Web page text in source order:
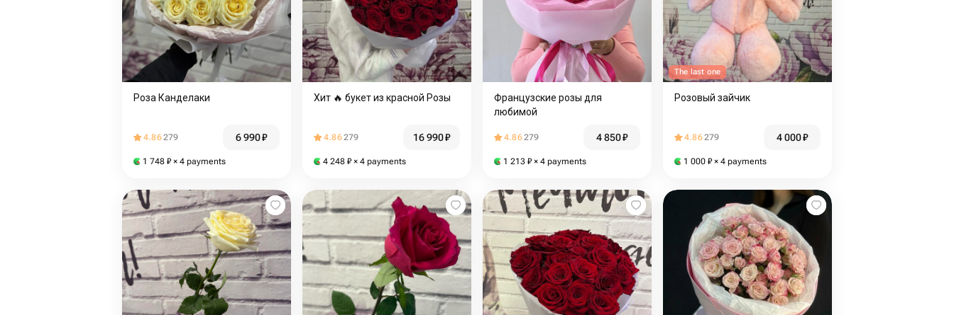
Роза Канделаки
4.86279 6 990₽
1 748 ₽ × 4 payments
Хит 🔥 букет из красной Розы
4.86279 16 990₽
4 248 ₽ × 4 payments
Французские розы для
любимой
4.86279 4 850₽
1 213 ₽ × 4 payments
The last one
Розовый зайчик
4.86279 4 000₽
1 000 ₽ × 4 payments